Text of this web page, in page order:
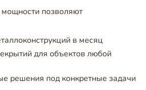
позволяют
в месяц
для объектов любой
решения под конкретные задачи